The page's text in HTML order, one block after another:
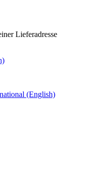
Lieferadresse
(English)